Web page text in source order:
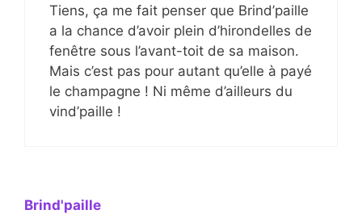
Tiens, ça me fait penser que Brind’paille
a la chance d’avoir plein d’hirondelles de
fenêtre sous l’avant-toit de sa maison.
Mais c’est pas pour autant qu’elle à payé
le champagne ! Ni même d’ailleurs du
vind’paille !
Brind'paille